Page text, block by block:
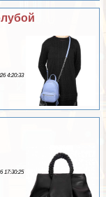
4:20:33
17:30:25